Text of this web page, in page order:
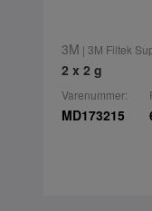
3M | 3M Filtek
2 x 2 g
Varenummer:
MD173215